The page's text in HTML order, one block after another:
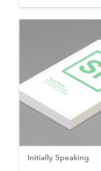
Initially Speaking